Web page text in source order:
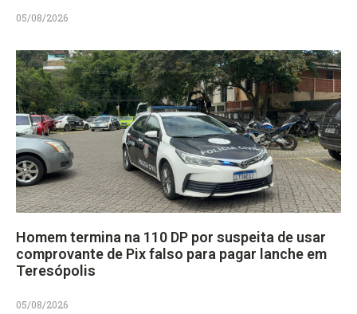
05/08/2026
Homem termina na 110 DP por suspeita de usar
comprovante de Pix falso para pagar lanche em
Teresópolis
05/08/2026